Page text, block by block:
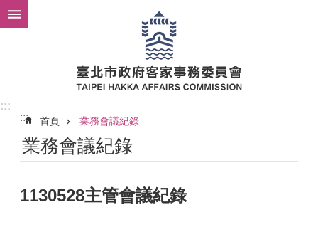
跳到主要內容區塊
:::
:::
首頁 業務會議紀錄
業務會議紀錄
1130528主管會議紀錄